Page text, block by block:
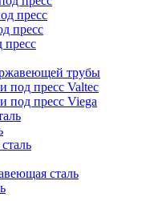
пресс
пресс
трубы
под пресс Valtec
под пресс Viega
сталь